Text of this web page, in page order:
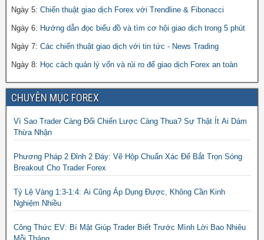
Ngày 5: Chiến thuật giao dịch Forex với Trendline & Fibonacci
Ngày 6: Hướng dẫn đọc biểu đồ và tìm cơ hội giao dịch trong 5 phút
Ngày 7: Các chiến thuật giao dịch với tin tức - News Trading
Ngày 8: Học cách quản lý vốn và rủi ro để giao dịch Forex an toàn
CHUYÊN MỤC FOREX
Vì Sao Trader Càng Đổi Chiến Lược Càng Thua? Sự Thật Ít Ai Dám
Thừa Nhận
Phương Pháp 2 Đỉnh 2 Đáy: Vẽ Hộp Chuẩn Xác Để Bắt Trọn Sóng
Breakout Cho Trader Forex
Tỷ Lệ Vàng 1:3-1:4: Ai Cũng Áp Dụng Được, Không Cần Kinh
Nghiệm Nhiều
Công Thức EV: Bí Mật Giúp Trader Biết Trước Mình Lời Bao Nhiêu